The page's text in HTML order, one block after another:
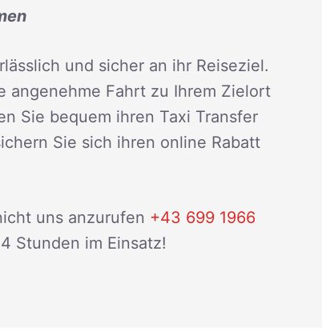
und sicher an ihr Reiseziel.
angenehme Fahrt zu Ihrem Zielort
Sie bequem ihren Taxi Transfer
Sie sich ihren online Rabatt
uns anzurufen +43 699 1966
Stunden im Einsatz!